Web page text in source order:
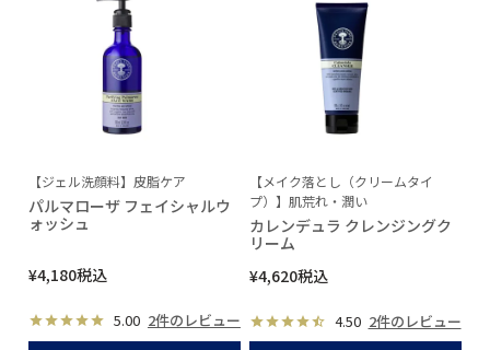
【ジェル洗顔料】皮脂ケア
パルマローザ フェイシャルウ
ォッシュ
¥4,180税込
5.00 2件のレビュー
【メイク落とし（クリームタイ
プ）】肌荒れ・潤い
カレンデュラ クレンジングク
リーム
¥4,620税込
4.50 2件のレビュー